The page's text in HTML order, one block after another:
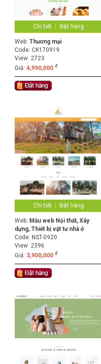
Chi tiết Đặt hàng
Web: Thương mại
Code: CK170919
View: 2723
Giá: 4,990,000 đ
Chi tiết Đặt hàng
Web: Mẫu web Nội thất, Xây
dựng, Thiết bị vật tư nhà ở
Code: NST-0920
View: 2396
Giá: 3,900,000 đ